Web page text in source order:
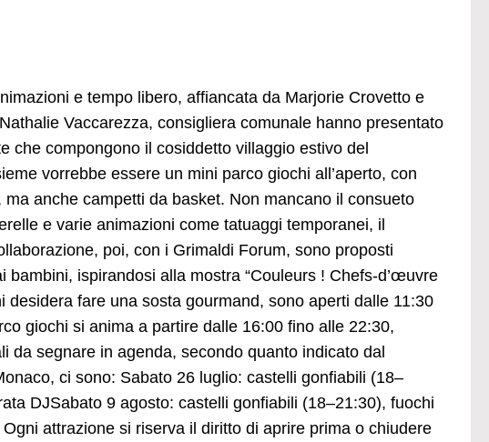
e tempo libero, affiancata da Marjorie Crovetto e
Vaccarezza, consigliera comunale hanno presentato
che compongono il cosiddetto villaggio estivo del
vorrebbe essere un mini parco giochi all’aperto, con
anche campetti da basket. Non mancano il consueto
e varie animazioni come tatuaggi temporanei, il
poi, con i Grimaldi Forum, sono proposti
ispirandosi alla mostra “Couleurs ! Chefs-d’œuvre
fare una sosta gourmand, sono aperti dalle 11:30
giochi si anima a partire dalle 16:00 fino alle 22:30,
da segnare in agenda, secondo quanto indicato dal
ci sono: Sabato 26 luglio: castelli gonfiabili (18–
DJSabato 9 agosto: castelli gonfiabili (18–21:30), fuochi
attrazione si riserva il diritto di aprire prima o chiudere